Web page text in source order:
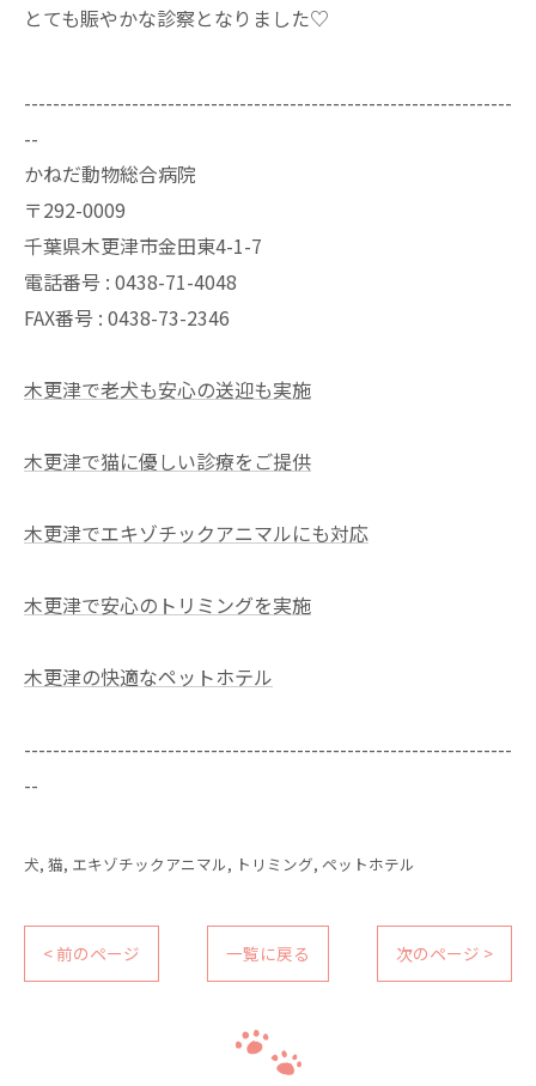
とても賑やかな診察となりました♡⁡
--------------------------------------------------------------------
--
かねだ動物総合病院
〒292-0009
千葉県木更津市金田東4-1-7
電話番号 : 0438-71-4048
FAX番号 : 0438-73-2346
木更津で老犬も安心の送迎も実施
木更津で猫に優しい診療をご提供
木更津でエキゾチックアニマルにも対応
木更津で安心のトリミングを実施
木更津の快適なペットホテル
--------------------------------------------------------------------
--
犬 猫 エキゾチックアニマル トリミング ペットホテル
< 前のページ 一覧に戻る 次のページ >